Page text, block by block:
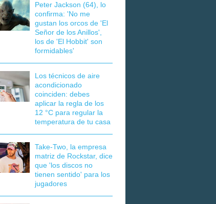
Peter Jackson (64), lo
confirma: 'No me
gustan los orcos de 'El
Señor de los Anillos',
los de 'El Hobbit' son
formidables'
Los técnicos de aire
acondicionado
coinciden: debes
aplicar la regla de los
12 °C para regular la
temperatura de tu casa
Take-Two, la empresa
matriz de Rockstar, dice
que 'los discos no
tienen sentido' para los
jugadores